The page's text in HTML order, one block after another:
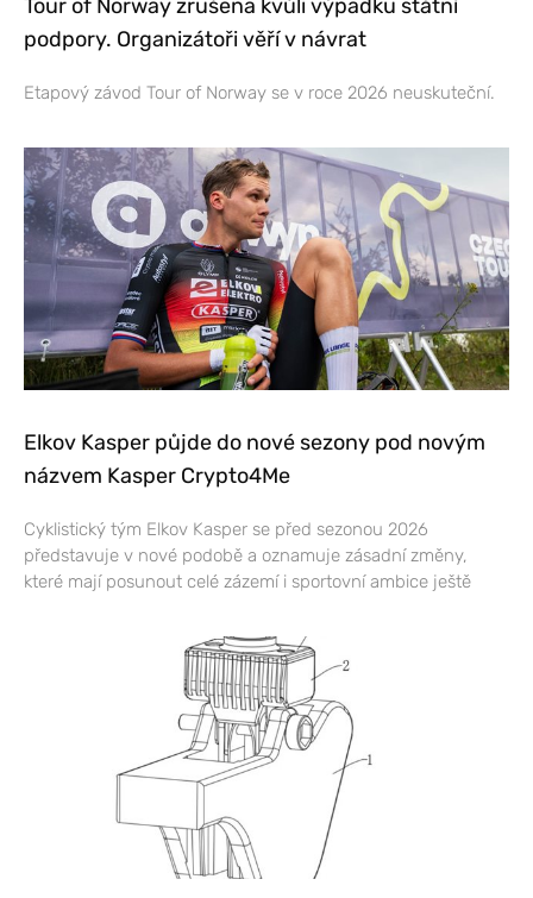
Tour of Norway zrušena kvůli výpadku státní
podpory. Organizátoři věří v návrat
Etapový závod Tour of Norway se v roce 2026 neuskuteční.
Elkov Kasper půjde do nové sezony pod novým
názvem Kasper Crypto4Me
Cyklistický tým Elkov Kasper se před sezonou 2026
představuje v nové podobě a oznamuje zásadní změny,
které mají posunout celé zázemí i sportovní ambice ještě